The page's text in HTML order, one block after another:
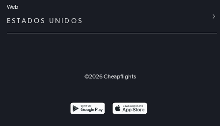
Web
ESTADOS UNIDOS
©2026Cheapflights